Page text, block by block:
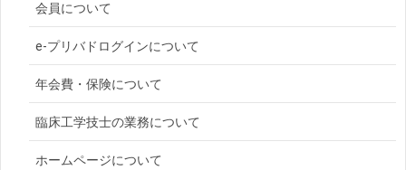
会員について
e-プリバドログインについて
年会費・保険について
臨床工学技士の業務について
ホームページについて